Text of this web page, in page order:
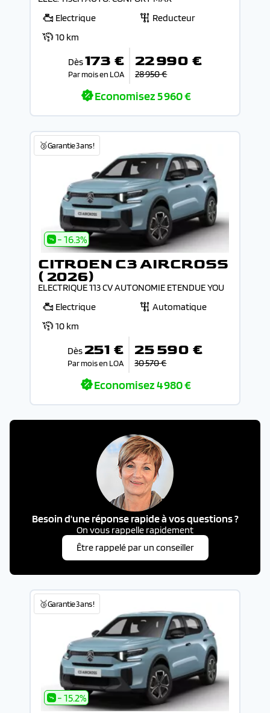
Electrique
Reducteur
10 km
Dès173 €
Par mois en LOA
22 990 €
28 950 €
Economisez5 960 €
🥉Garantie 3 ans !
- 16.3%
CITROEN C3 AIRCROSS
( 2026)
ELECTRIQUE 113 CV AUTONOMIE ETENDUE YOU
Electrique
Automatique
10 km
Dès 251 €
Par mois en LOA
25 590 €
30 570 €
Economisez4 980 €
Besoin d'une réponse rapide à vos questions ?
On vous rappelle rapidement
Être rappelé par un conseiller
🥉Garantie 3 ans !
- 15.2%